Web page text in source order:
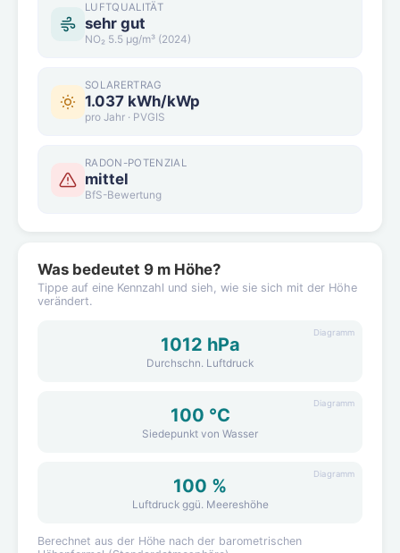
LUFTQUALITÄT
sehr gut
NO₂ 5.5 µg/m³ (2024)
SOLARERTRAG
1.037 kWh/kWp
pro Jahr · PVGIS
RADON-POTENZIAL
mittel
BfS-Bewertung
Was bedeutet 9 m Höhe?
Tippe auf eine Kennzahl und sieh, wie sie sich mit der Höhe
verändert.
1012 hPa
Durchschn. Luftdruck
Diagramm
100 °C
Siedepunkt von Wasser
Diagramm
100 %
Luftdruck ggü. Meereshöhe
Diagramm
Berechnet aus der Höhe nach der barometrischen